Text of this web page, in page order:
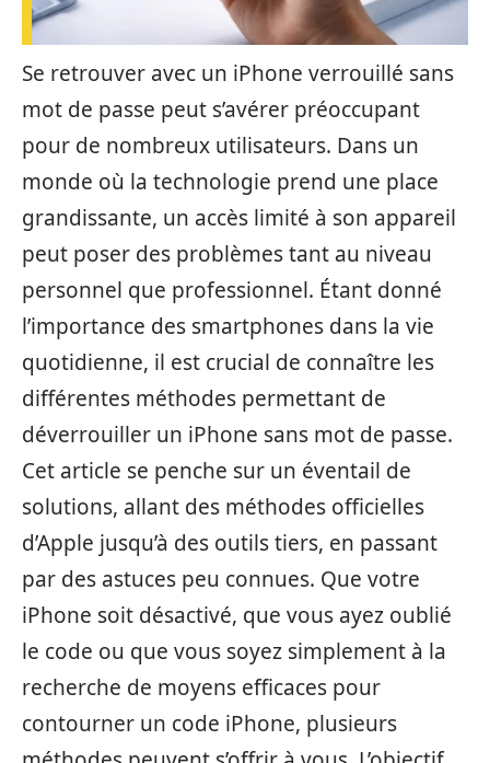
Se retrouver avec un iPhone verrouillé sans
mot de passe peut s’avérer préoccupant
pour de nombreux utilisateurs. Dans un
monde où la technologie prend une place
grandissante, un accès limité à son appareil
peut poser des problèmes tant au niveau
personnel que professionnel. Étant donné
l’importance des smartphones dans la vie
quotidienne, il est crucial de connaître les
différentes méthodes permettant de
déverrouiller un iPhone sans mot de passe.
Cet article se penche sur un éventail de
solutions, allant des méthodes officielles
d’Apple jusqu’à des outils tiers, en passant
par des astuces peu connues. Que votre
iPhone soit désactivé, que vous ayez oublié
le code ou que vous soyez simplement à la
recherche de moyens efficaces pour
contourner un code iPhone, plusieurs